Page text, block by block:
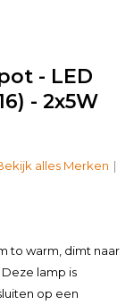
- LED
- 2x5W
alles Merken
to warm, dimt naar
lamp is
op een